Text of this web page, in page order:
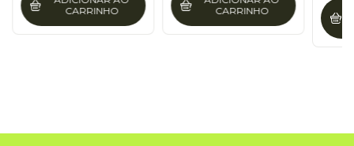
CARRINHO
CARRINHO